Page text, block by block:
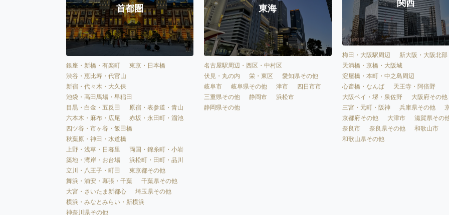
首都圏
銀座・新橋・有楽町
東京・日本橋
渋谷・恵比寿・代官山
新宿・代々木・大久保
池袋・高田馬場・早稲田
目黒・白金・五反田
原宿・表参道・青山
六本木・麻布・広尾
赤坂・永田町・溜池
四ツ谷・市ヶ谷・飯田橋
秋葉原・神田・水道橋
上野・浅草・日暮里
両国・錦糸町・小岩
築地・湾岸・お台場
浜松町・田町・品川
立川・八王子・町田
東京都その他
舞浜・浦安・幕張・千葉
千葉県その他
大宮・さいたま新都心
埼玉県その他
横浜・みなとみらい・新横浜
神奈川県その他
東海
名古屋駅周辺・西区・中村区
伏見・丸の内
栄・東区
愛知県その他
岐阜市
岐阜県その他 津市
四日市市
三重県その他
静岡市
浜松市
静岡県その他
関西
梅田・大阪駅周辺
新大阪・大阪北部
天満橋・京橋・大阪城
淀屋橋・本町・中之島周辺
心斎橋・なんば
天王寺・阿倍野
大阪ベイ・堺・泉佐野
大阪府その他
三宮・元町・阪神
兵庫県その他
京都府その他
大津市
滋賀県その
奈良市
奈良県その他
和歌山市
和歌山県その他